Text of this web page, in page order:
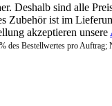
Deshalb sind alle
Zubehör ist im
akzeptieren unsere
des Bestellwertes pro